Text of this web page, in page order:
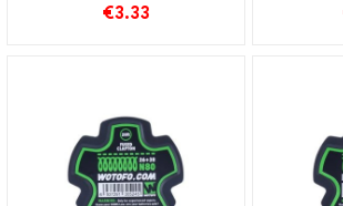
cigarros Atacado丨
€3.33